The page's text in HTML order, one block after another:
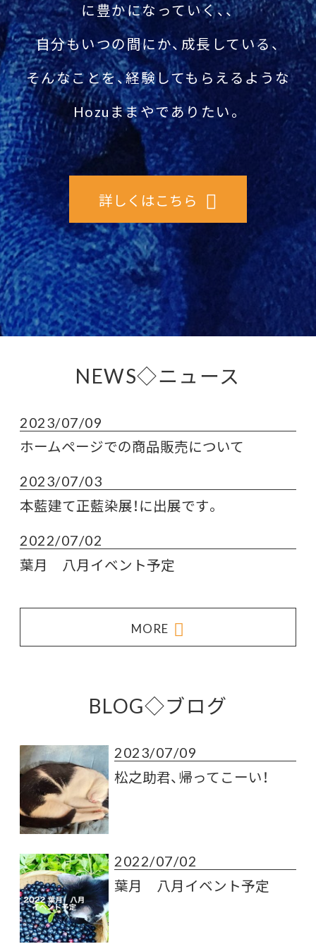
に豊かになっていく、、
自分もいつの間にか、成長している、
そんなことを、経験してもらえるような
Hozuままやでありたい。
詳しくはこちら
NEWS◇ニュース
2023/07/09
ホームページでの商品販売について
2023/07/03
本藍建て正藍染展！に出展です。
2022/07/02
葉月 八月イベント予定
MORE
BLOG◇ブログ
2023/07/09
松之助君、帰ってこーい！
2022/07/02
葉月 八月イベント予定